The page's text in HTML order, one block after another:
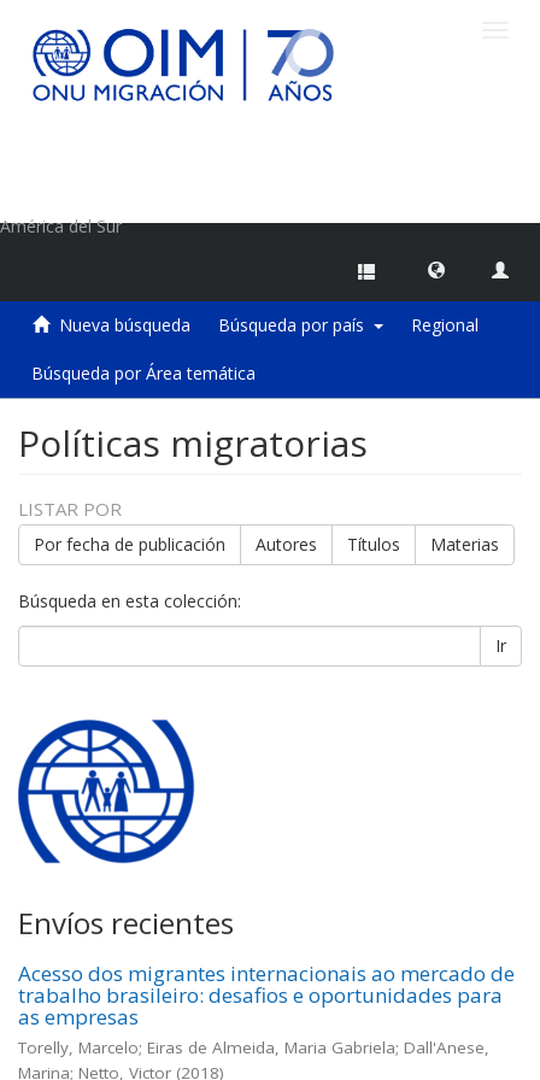
América del Sur
Nueva búsqueda Búsqueda por país Regional
Búsqueda por Área temática
Políticas migratorias
LISTAR POR
Por fecha de publicación Autores Títulos Materias
Búsqueda en esta colección:
Ir
Envíos recientes
Acesso dos migrantes internacionais ao mercado de
trabalho brasileiro: desafios e oportunidades para
as empresas
Torelly, Marcelo; Eiras de Almeida, Maria Gabriela; Dall'Anese,
Marina; Netto, Victor (2018)